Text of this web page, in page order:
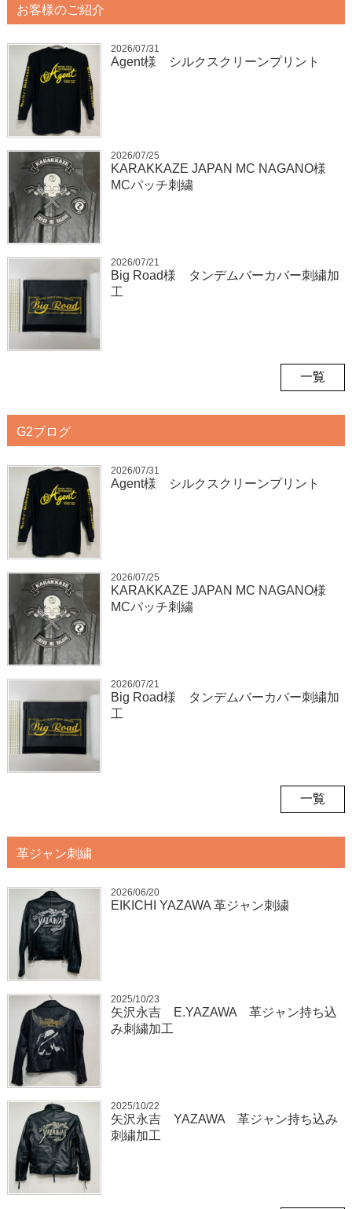
お客様のご紹介
2026/07/31
Agent様 シルクスクリーンプリント
2026/07/25
KARAKKAZE JAPAN MC NAGANO様
MCパッチ刺繍
2026/07/21
Big Road様 タンデムバーカバー刺繍加
工
一覧
G2ブログ
2026/07/31
Agent様 シルクスクリーンプリント
2026/07/25
KARAKKAZE JAPAN MC NAGANO様
MCパッチ刺繍
2026/07/21
Big Road様 タンデムバーカバー刺繍加
工
一覧
革ジャン刺繍
2026/06/20
EIKICHI YAZAWA 革ジャン刺繍
2025/10/23
矢沢永吉 E.YAZAWA 革ジャン持ち込
み刺繍加工
2025/10/22
矢沢永吉 YAZAWA 革ジャン持ち込み
刺繍加工